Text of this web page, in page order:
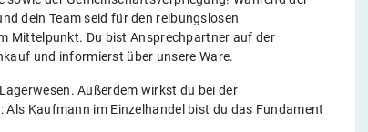
dein Team seid für den reibungslosen
Mittelpunkt. Du bist Ansprechpartner auf der
und informierst über unsere Ware.
Außerdem wirkst du bei der
Kaufmann im Einzelhandel bist du das Fundament